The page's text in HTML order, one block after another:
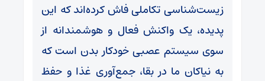
زیست‌شناسی تکاملی فاش کرده‌اند که این
پدیده، یک واکنش فعال و هوشمندانه از
سوی سیستم عصبی خودکار بدن است که
به نیاکان ما در بقا، جمع‌آوری غذا و حفظ